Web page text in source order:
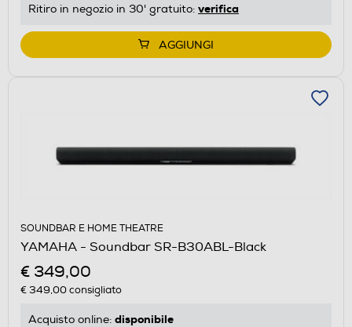
Ritiro in negozio in 30' gratuito: verifica
AGGIUNGI
SOUNDBAR E HOME THEATRE
YAMAHA - Soundbar SR-B30ABL-Black
€ 349,00
€ 349,00consigliato
Acquisto online: disponibile